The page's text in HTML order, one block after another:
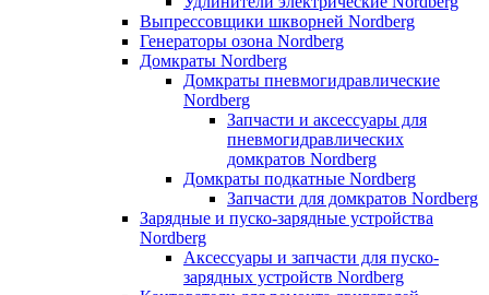
Выпрессовщики шкворней Nordberg
Генераторы озона Nordberg
Домкраты Nordberg
Домкраты пневмогидравлические
Nordberg
Запчасти и аксессуары для
пневмогидравлических
домкратов Nordberg
Домкраты подкатные Nordberg
Запчасти для домкратов Nordberg
Зарядные и пуско-зарядные устройства
Nordberg
Аксессуары и запчасти для пуско-
зарядных устройств Nordberg